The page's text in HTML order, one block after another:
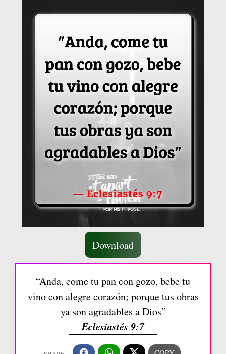
Download
“Anda, come tu pan con gozo, bebe tu
vino con alegre corazón; porque tus obras
ya son agradables a Dios”
Eclesiastés 9:7